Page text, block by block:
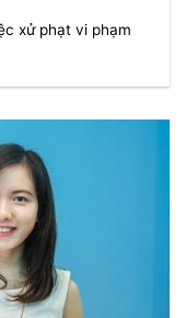
xử phạt vi phạm